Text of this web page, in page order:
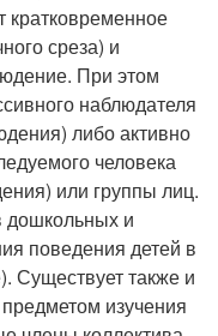
кратковременное
среза) и
При этом
наблюдателя
либо активно
человека
или группы лиц.
дошкольных и
поведения детей в
Существует также и
изучения